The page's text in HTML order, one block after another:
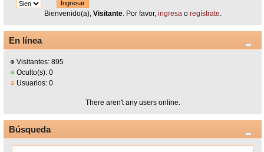
Bienvenido(a), Visitante. Por favor, ingresao regístrate.
En línea
Visitantes: 895
Oculto(s): 0
Usuarios: 0
There aren't any users online.
Búsqueda